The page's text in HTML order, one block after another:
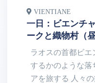
VIENTIANE
一日：ビエンチ
ークと織物村（昼
ラオスの首都ビ
するかのような落
アを旅する 人々の